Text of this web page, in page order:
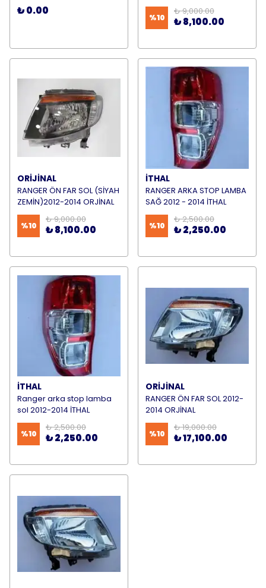
₺ 0.00
%10
₺ 9,000.00
₺ 8,100.00
ORİJİNAL
RANGER ÖN FAR SOL (SİYAH
ZEMİN)2012-2014 ORJİNAL
%10
₺ 9,000.00
₺ 8,100.00
İTHAL
RANGER ARKA STOP LAMBA
SAĞ 2012 - 2014 İTHAL
%10
₺ 2,500.00
₺ 2,250.00
İTHAL
Ranger arka stop lamba
sol 2012-2014 İTHAL
%10
₺ 2,500.00
₺ 2,250.00
ORİJİNAL
RANGER ÖN FAR SOL 2012-
2014 ORJİNAL
%10
₺ 19,000.00
₺ 17,100.00